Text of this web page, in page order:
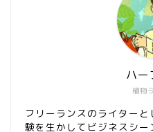
植物
ハー
フリーランスのライター
験を生かしてビジネスシ